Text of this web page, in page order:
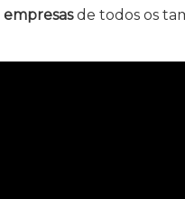
empresasde todos os